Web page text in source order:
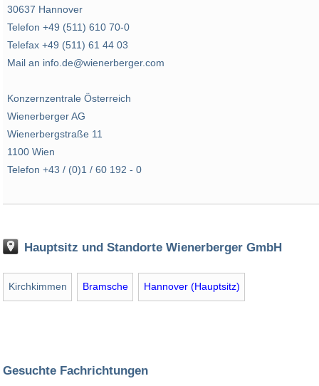
30637 Hannover
Telefon +49 (511) 610 70-0
Telefax +49 (511) 61 44 03
Mail an info.de@wienerberger.com
Konzernzentrale Österreich
Wienerberger AG
Wienerbergstraße 11
1100 Wien
Telefon +43 / (0)1 / 60 192 - 0
Hauptsitz und Standorte Wienerberger GmbH
Kirchkimmen Bramsche Hannover (Hauptsitz)
Gesuchte Fachrichtungen